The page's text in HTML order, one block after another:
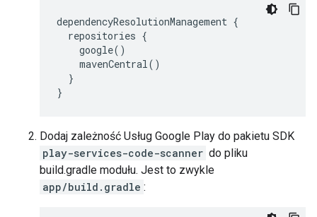
dependencyResolutionManagement {
  repositories {
    google()
    mavenCentral()
  }
Dodaj zależność Usług Google Play do pakietu SDK
play-services-code-scanner do pliku
build.gradle modułu. Jest to zwykle
app/build.gradle :